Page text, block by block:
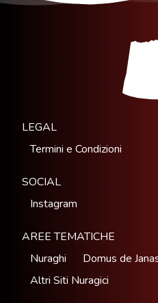
LEGAL
Termini e Condizioni
SOCIAL
Instagram
AREE TEMATICHE
Nuraghi
Domus de
Altri Siti Nuragici